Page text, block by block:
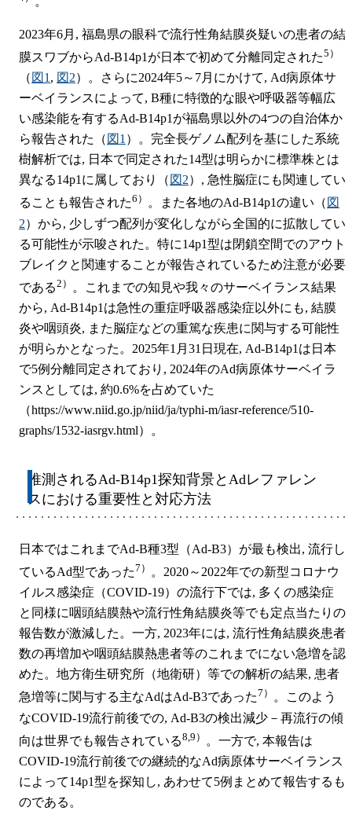
2023年6月, 福島県の眼科で流行性角結膜炎疑いの患者の結
膜スワブからAd-B14p1が日本で初めて分離同定された5）
（ 図1 , 図2）。さらに2024年5～7月にかけて, Ad病原体サ
ーベイランスによって, B種に特徴的な眼や呼吸器等幅広
い感染能を有するAd-B14p1が福島県以外の4つの自治体か
ら報告された（ 図1 ）。完全長ゲノム配列を基にした系統
樹解析では, 日本で同定された14型は明らかに標準株とは
異なる14p1に属しており（ 図2）, 急性脳症にも関連してい
ることも報告された6） 。また各地のAd-B14p1の違い（ 図
2）から, 少しずつ配列が変化しながら全国的に拡散してい
る可能性が示唆された。特に14p1型は閉鎖空間でのアウト
ブレイクと関連することが報告されているため注意が必要
である2）
。これまでの知見や我々のサーベイランス結果
から, Ad-B14p1は急性の重症呼吸器感染症以外にも, 結膜
炎や咽頭炎, また脳症などの重篤な疾患に関与する可能性
が明らかとなった。2025年1月31日現在, Ad-B14p1は日本
で5例分離同定されており, 2024年のAd病原体サーベイラ
ンスとしては, 約0.6%を占めていた
（https://www.niid.go.jp/niid/ja/typhi-m/iasr-reference/510-
graphs/1532-iasrgv.html）。
推測されるAd-B14p1探知背景とAdレファレン
スにおける重要性と対応方法
日本ではこれまでAd-B種3型（Ad-B3）が最も検出, 流行し
ているAd型であった7）
。2020～2022年での新型コロナウ
イルス感染症（COVID-19）の流行下では, 多くの感染症
と同様に咽頭結膜熱や流行性角結膜炎等でも定点当たりの
報告数が激減した。一方, 2023年には, 流行性角結膜炎患者
数の再増加や咽頭結膜熱患者等のこれまでにない急増を認
めた。地方衛生研究所（地衛研）等での解析の結果, 患者
急増等に関与する主なAdはAd-B3であった7） 。このよう
なCOVID-19流行前後での, Ad-B3の検出減少－再流行の傾
向は世界でも報告されている8,9）
。一方で, 本報告は
COVID-19流行前後での継続的なAd病原体サーベイランス
によって14p1型を探知し, あわせて5例まとめて報告するも
のである。